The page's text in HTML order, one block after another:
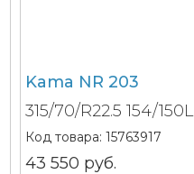
Kama NR 203
315/70/R22.5 154/150L
Код товара: 15763917
43 550 руб.